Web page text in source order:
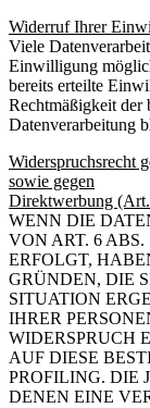
Widerruf Ihrer
Viele
Einwilligung
bereits erteilte
Rechtmäßigkeit der
Datenverarbeitung
Widerspruchsrecht
sowie gegen
Direktwerbung
WENN DIE
VON ART. 6
ERFOLGT,
GRÜNDEN, DIE
SITUATION
IHRER
WIDERSPRUCH
AUF DIESE
PROFILING. DIE
DENEN EINE